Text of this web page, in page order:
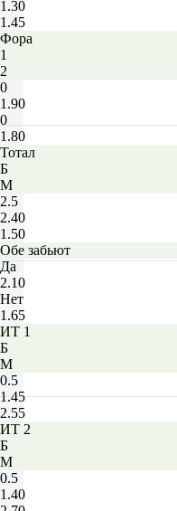
1.30
1.45
Фора
1
2
0
1.90
0
1.80
Тотал
Б
М
2.5
2.40
1.50
Обе забьют
Да
2.10
Нет
1.65
ИТ 1
Б
М
0.5
1.45
2.55
ИТ 2
Б
М
0.5
1.40